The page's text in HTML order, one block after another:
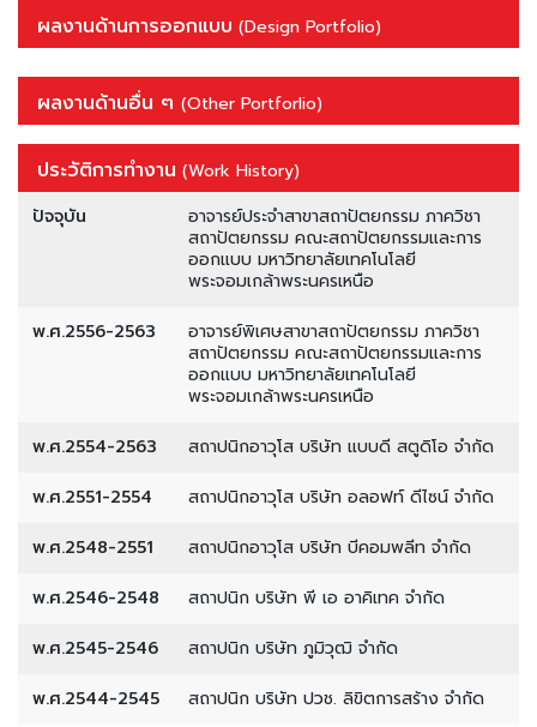
ผลงานด้านการออกแบบ (Design Portfolio)
ผลงานด้านอื่น ๆ (Other Portforlio)
ประวัติการทำงาน (Work History)
ปัจจุบัน
อาจารย์ประจำสาขาสถาปัตยกรรม ภาควิชา
สถาปัตยกรรม คณะสถาปัตยกรรมและการ
ออกแบบ มหาวิทยาลัยเทคโนโลยี
พระจอมเกล้าพระนครเหนือ
พ.ศ.2556-2563
อาจารย์พิเศษสาขาสถาปัตยกรรม ภาควิชา
สถาปัตยกรรม คณะสถาปัตยกรรมและการ
ออกแบบ มหาวิทยาลัยเทคโนโลยี
พระจอมเกล้าพระนครเหนือ
พ.ศ.2554-2563
สถาปนิกอาวุโส บริษัท แบบดี สตูดิโอ จำกัด
พ.ศ.2551-2554
สถาปนิกอาวุโส บริษัท อลอฟท์ ดีไซน์ จำกัด
พ.ศ.2548-2551
สถาปนิกอาวุโส บริษัท บีคอมพลีท จำกัด
พ.ศ.2546-2548
สถาปนิก บริษัท พี เอ อาคิเทค จำกัด
พ.ศ.2545-2546
สถาปนิก บริษัท ภูมิวุฒิ จำกัด
พ.ศ.2544-2545
สถาปนิก บริษัท ปวช. ลิขิตการสร้าง จำกัด